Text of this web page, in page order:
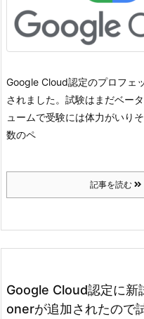
Google Cloud認定のプロフェ
されました。 試験はまだベー
ュームで受験には体力がいりそ
数のペ
記事を読む
Google Cloud認定に
onerが追加されたので